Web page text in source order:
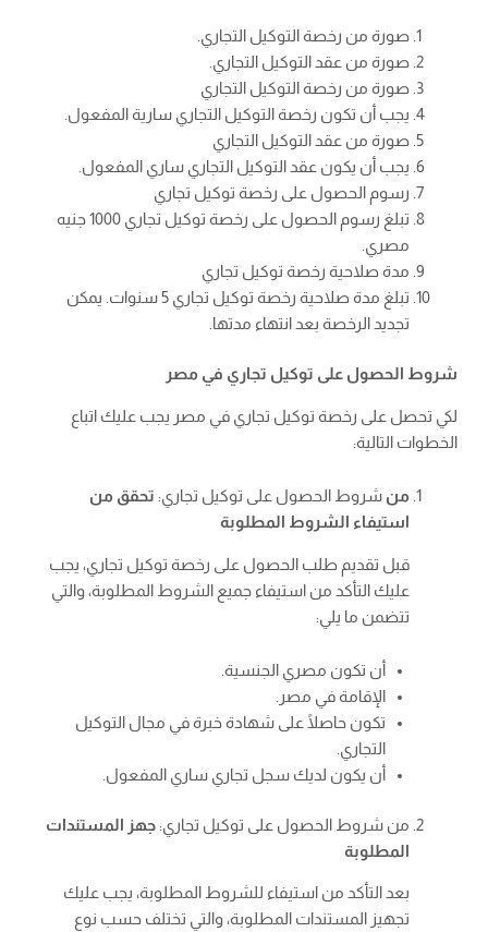
صورة من رخصة التوكيل التجاري.
صورة من عقد التوكيل التجاري.
صورة من رخصة التوكيل التجاري
يجب أن تكون رخصة التوكيل التجاري سارية المفعول.
صورة من عقد التوكيل التجاري
يجب أن يكون عقد التوكيل التجاري ساري المفعول.
رسوم الحصول على رخصة توكيل تجاري
تبلغ رسوم الحصول على رخصة توكيل تجاري 1000 جنيه
مصري.
مدة صلاحية رخصة توكيل تجاري
تبلغ مدة صلاحية رخصة توكيل تجاري 5 سنوات. يمكن
تجديد الرخصة بعد انتهاء مدتها.
شروط الحصول على توكيل تجاري في مصر
لكي تحصل على رخصة توكيل تجاري في مصر يجب عليك اتباع
الخطوات التالية:
من شروط الحصول على توكيل تجاري: تحقق من
استيفاء الشروط المطلوبة
قبل تقديم طلب الحصول على رخصة توكيل تجاري، يجب
عليك التأكد من استيفاء جميع الشروط المطلوبة، والتي
تتضمن ما يلي:
أن تكون مصري الجنسية.
الإقامة في مصر.
تكون حاصلًا على شهادة خبرة في مجال التوكيل
التجاري.
أن يكون لديك سجل تجاري ساري المفعول.
من شروط الحصول على توكيل تجاري: جهز المستندات
المطلوبة
بعد التأكد من استيفاء للشروط المطلوبة، يجب عليك
تجهيز المستندات المطلوبة، والتي تختلف حسب نوع